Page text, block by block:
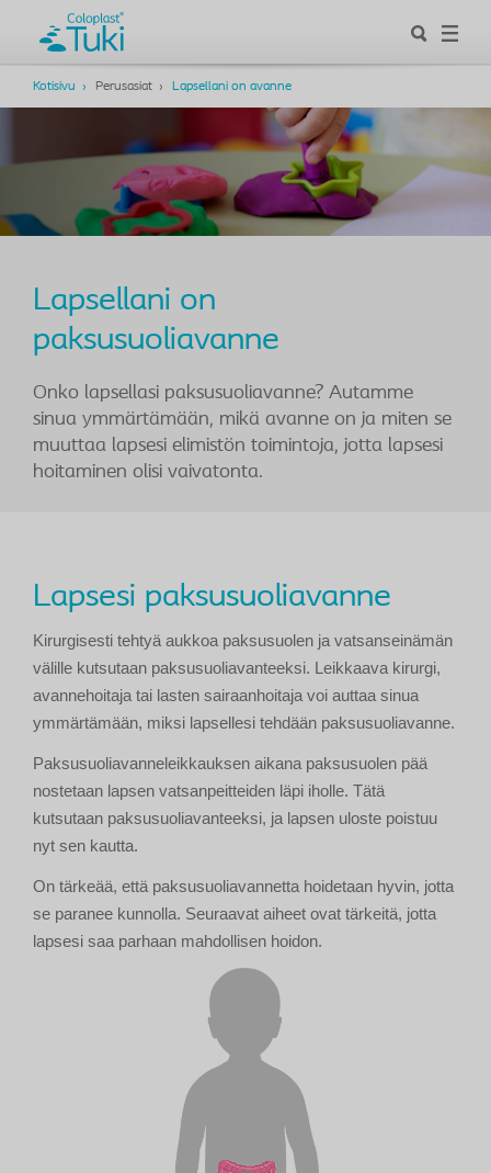
Kotisivu Perusasiat Lapsellani on avanne
Lapsellani on
paksusuoliavanne
Onko lapsellasi paksusuoliavanne? Autamme
sinua ymmärtämään, mikä avanne on ja miten se
muuttaa lapsesi elimistön toimintoja, jotta lapsesi
hoitaminen olisi vaivatonta.
Lapsesi paksusuoliavanne
Kirurgisesti tehtyä aukkoa paksusuolen ja vatsanseinämän
välille kutsutaan paksusuoliavanteeksi. Leikkaava kirurgi,
avannehoitaja tai lasten sairaanhoitaja voi auttaa sinua
ymmärtämään, miksi lapsellesi tehdään paksusuoliavanne.
Paksusuoliavanneleikkauksen aikana paksusuolen pää
nostetaan lapsen vatsanpeitteiden läpi iholle. Tätä
kutsutaan paksusuoliavanteeksi, ja lapsen uloste poistuu
nyt sen kautta.
On tärkeää, että paksusuoliavannetta hoidetaan hyvin, jotta
se paranee kunnolla. Seuraavat aiheet ovat tärkeitä, jotta
lapsesi saa parhaan mahdollisen hoidon.